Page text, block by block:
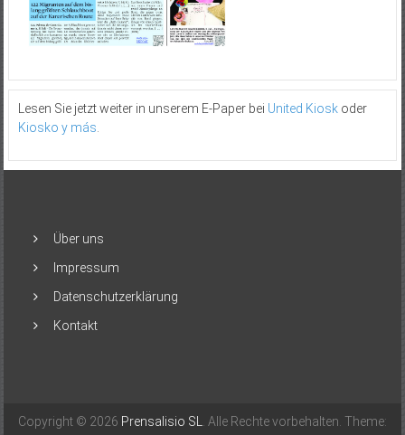
Lesen Sie jetzt weiter in unserem E-Paper bei United Kioskoder
Kiosko y más.
Über uns
Impressum
Datenschutzerklärung
Kontakt
Copyright © 2026 Prensalisio SL. Alle Rechte vorbehalten. Theme: